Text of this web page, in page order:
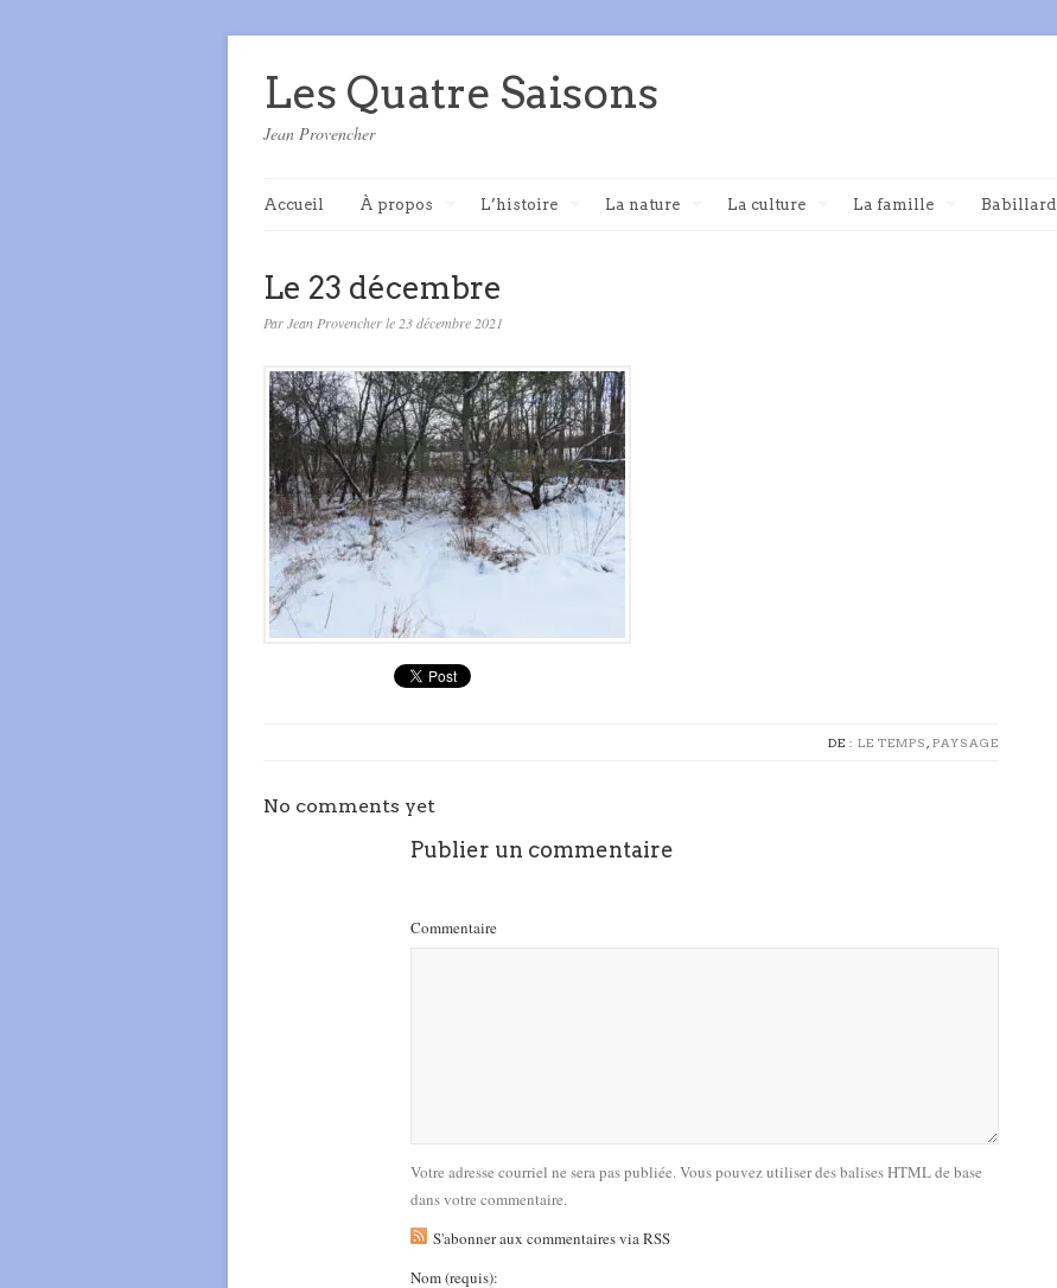
Les Quatre Saisons
Jean Provencher
Accueil À propos L’histoire La nature La culture La famille Babillard
Le 23 décembre
Par Jean Provencher le 23 décembre 2021
DE : LE TEMPS , PAYSAGE
No comments yet
Publier un commentaire
Commentaire
Votre adresse courriel ne sera pas publiée. Vous pouvez utiliser des balises HTML de base
dans votre commentaire.
S'abonner aux commentaires via RSS
Nom(requis):